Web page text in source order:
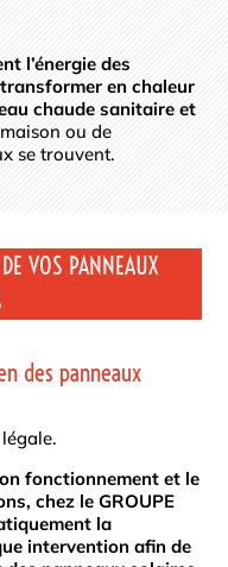
l’énergie des
en chaleur
chaude sanitaire et
ou de
se trouvent.
VOS PANNEAUX
des panneaux
fonctionnement et le
chez le GROUPE
la
intervention afin de